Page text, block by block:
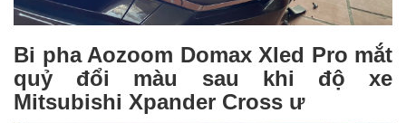
Bi pha Aozoom Domax Xled Pro mắt
quỷ đổi màu sau khi độ xe
Mitsubishi Xpander Cross ư